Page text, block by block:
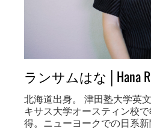
ランサムはな│Hana
北海道出身。 津田塾大学英
キサス大学オースティン校
得。ニューヨークでの日系